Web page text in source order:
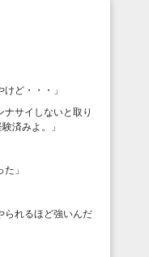
ど・・・ 」
サイしないと取り
済みよ。
」
た 」
られるほど強いんだ